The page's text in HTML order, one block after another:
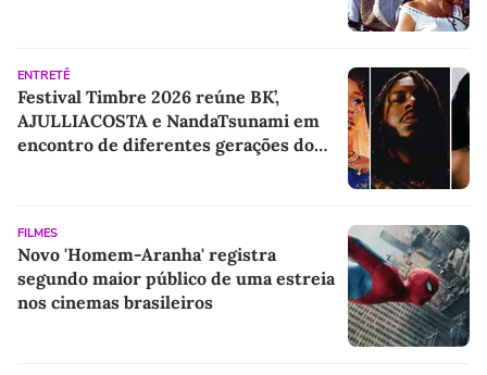
ENTRETÊ
Festival Timbre 2026 reúne BK’,
AJULLIACOSTA e NandaTsunami em
encontro de diferentes gerações do
FILMES
Novo 'Homem-Aranha' registra
segundo maior público de uma estreia
nos cinemas brasileiros